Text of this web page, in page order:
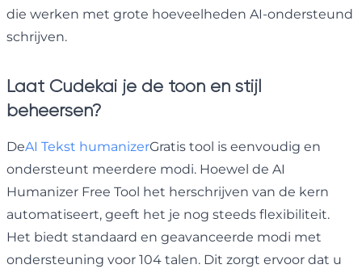
die werken met grote hoeveelheden AI-ondersteund
schrijven.
Laat Cudekai je de toon en stijl
beheersen?
DeAI Tekst humanizerGratis tool is eenvoudig en
ondersteunt meerdere modi. Hoewel de AI
Humanizer Free Tool het herschrijven van de kern
automatiseert, geeft het je nog steeds flexibiliteit.
Het biedt standaard en geavanceerde modi met
ondersteuning voor 104 talen. Dit zorgt ervoor dat u